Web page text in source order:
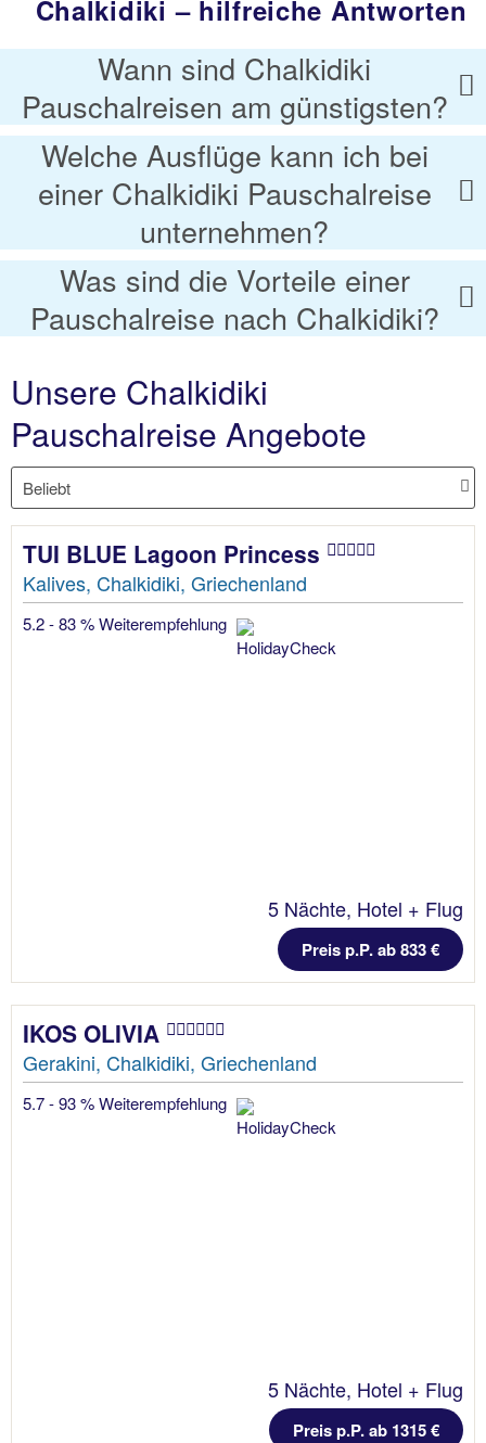
Chalkidiki – hilfreiche Antworten
Wann sind Chalkidiki
Pauschalreisen am günstigsten?
Welche Ausflüge kann ich bei
einer Chalkidiki Pauschalreise
unternehmen?
Was sind die Vorteile einer
Pauschalreise nach Chalkidiki?
Unsere Chalkidiki
Pauschalreise Angebote
TUI BLUE Lagoon Princess
Kalives, Chalkidiki, Griechenland
5.2 - 83 % Weiterempfehlung
5 Nächte, Hotel + Flug
Preis p.P. ab 833 €
IKOS OLIVIA
Gerakini, Chalkidiki, Griechenland
5.7 - 93 % Weiterempfehlung
5 Nächte, Hotel + Flug
Preis p.P. ab 1315 €